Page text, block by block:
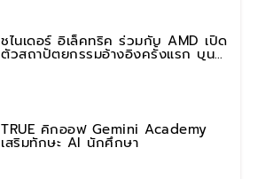
ชไนเดอร์ อิเล็คทริค ร่วมกับ AMD เปิด
ตัวสถาปัตยกรรมอ้างอิงครั้งแรก บน
แพลตฟอร์ม “Helios” เร่งการติดตั้งใช้
TRUE คิกออฟ Gemini Academy
เสริมทักษะ AI นักศึกษา